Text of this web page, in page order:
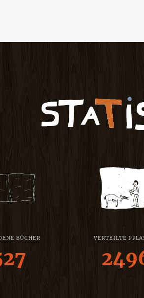
BÜCHER VERTEILTE